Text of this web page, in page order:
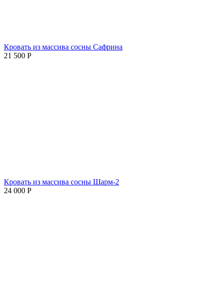
Кровать из массива сосны Сафрина
21 500 Р
Кровать из массива сосны Шарм-2
24 000 Р